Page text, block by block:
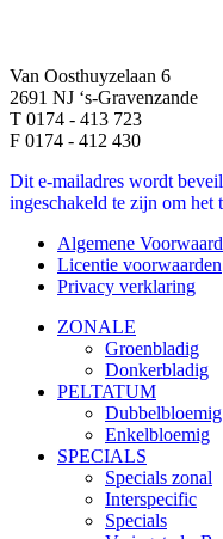
Van Oosthuyzelaan 6
2691 NJ ‘s-Gravenzande
T 0174 - 413 723
F 0174 - 412 430
Dit e-mailadres wordt
ingeschakeld te zijn om het
Algemene
Licentie voorwaarden
Privacy verklaring
ZONALE
Groenbladig
Donkerbladig
PELTATUM
Dubbelbloemig
Enkelbloemig
SPECIALS
Specials zonal
Interspecific
Specials